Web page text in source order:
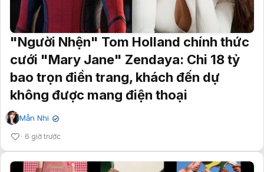
"Người Nhện" Tom Holland chính thức
cưới "Mary Jane" Zendaya: Chi 18 tỷ
bao trọn điền trang, khách đến dự
không được mang điện thoại
Mẫn Nhi ✔
6 giờ trước